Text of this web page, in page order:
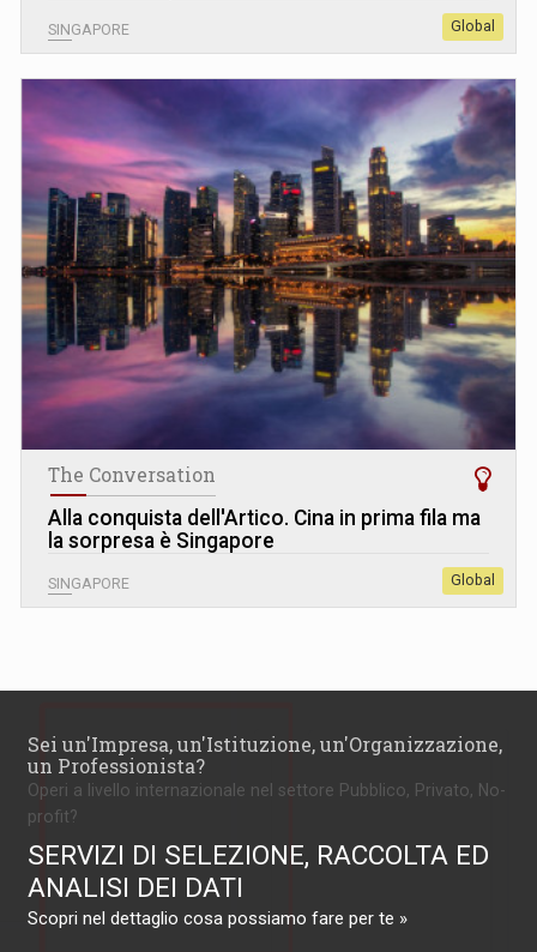
SINGAPORE Global
The Conversation
Alla conquista dell'Artico. Cina in prima fila ma
la sorpresa è Singapore
SINGAPORE Global
Sei un'Impresa, un'Istituzione, un'Organizzazione,
un Professionista?
Operi a livello internazionale nel settore Pubblico, Privato, No-
profit?
SERVIZI DI SELEZIONE, RACCOLTA ED
ANALISI DEI DATI
Scopri nel dettaglio cosa possiamo fare per te »